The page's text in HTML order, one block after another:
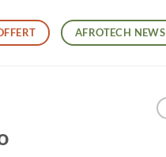
AFROTECH NEWS